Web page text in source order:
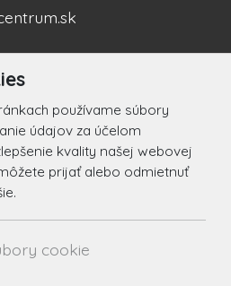
používame súbory
údajov za účelom
kvality našej webovej
prijať alebo odmietnuť
cookie
kancelária +421 917 450 666
mayabella s.r.o., Všetky práva